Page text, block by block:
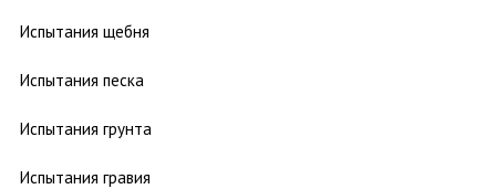
Испытания щебня
Испытания песка
Испытания грунта
Испытания гравия